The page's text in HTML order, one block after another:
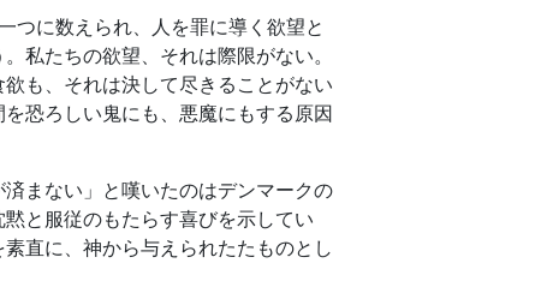
つに数えられ、人を罪に導く欲望と
私たちの欲望、それは際限がない。
も、それは決して尽きることがない
恐ろしい鬼にも、悪魔にもする原因
まない」と嘆いたのはデンマークの
と服従のもたらす喜びを示してい
直に、神から与えられたたものとし